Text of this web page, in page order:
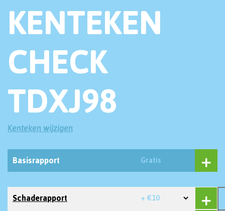
KENTEKEN
CHECK
TDXJ98
Kenteken wijzigen
Basisrapport Gratis
Schaderapport + €10